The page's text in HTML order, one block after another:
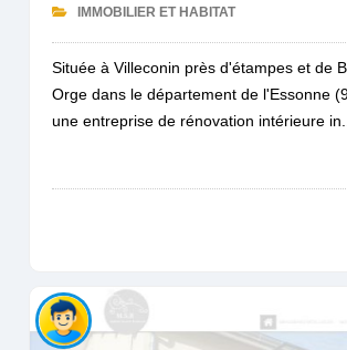
IMMOBILIER ET HABITAT
Située à Villeconin près d'étampes et de
Orge dans le département de l'Essonne
une entreprise de rénovation intérieure in...